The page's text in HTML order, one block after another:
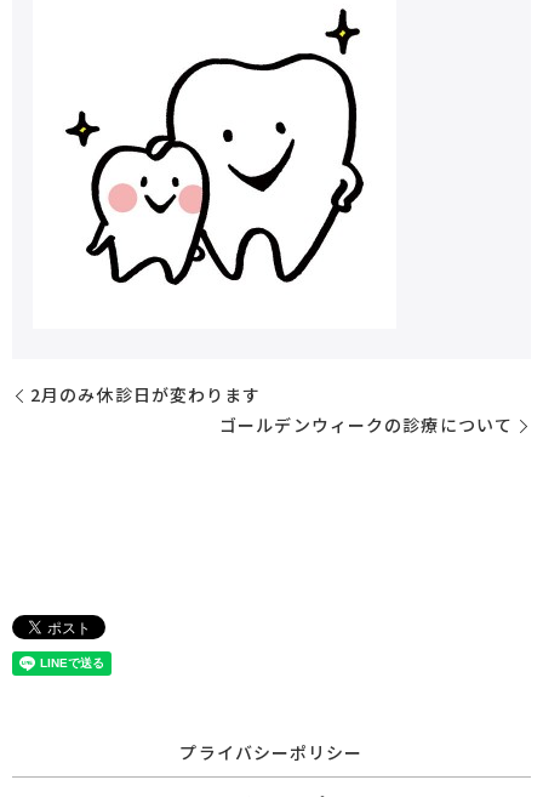
2月のみ休診日が変わります
ゴールデンウィークの診療について
プライバシーポリシー